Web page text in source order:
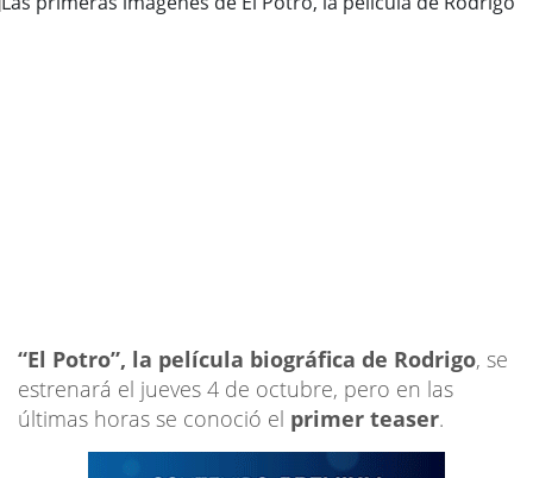
“El Potro”, la película biográfica de Rodrigo, se
estrenará el jueves 4 de octubre, pero en las
últimas horas se conoció el primer teaser.